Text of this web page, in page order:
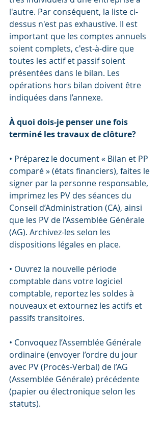
l'autre. Par conséquent, la liste ci-
dessus n'est pas exhaustive. Il est
important que les comptes annuels
soient complets, c'est-à-dire que
toutes les actif et passif soient
présentées dans le bilan. Les
opérations hors bilan doivent être
indiquées dans l’annexe.
À quoi dois-je penser une fois
terminé les travaux de clôture?
• Préparez le document « Bilan et PP
comparé » (états financiers), faites le
signer par la personne responsable,
imprimez les PV des séances du
Conseil d’Administration (CA), ainsi
que les PV de l’Assemblée Générale
(AG). Archivez-les selon les
dispositions légales en place.
• Ouvrez la nouvelle période
comptable dans votre logiciel
comptable, reportez les soldes à
nouveaux et extournez les actifs et
passifs transitoires.
• Convoquez l’Assemblée Générale
ordinaire (envoyer l’ordre du jour
avec PV (Procès-Verbal) de l’AG
(Assemblée Générale) précédente
(papier ou électronique selon les
statuts).